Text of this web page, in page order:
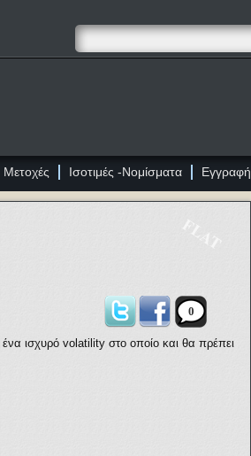
Μετοχές Ισοτιμές -Νομίσματα Εγγραφή
0
ισχυρό volatility στο οποίο και θα πρέπει